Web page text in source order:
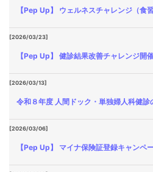
【Pep Up】 ウェルネスチャレンジ（食
[2026/03/23]
【Pep Up】 健診結果改善チャレンジ開
[2026/03/13]
令和８年度 人間ドック・単独婦人科健診
[2026/03/06]
【Pep Up】 マイナ保険証登録キャンペ